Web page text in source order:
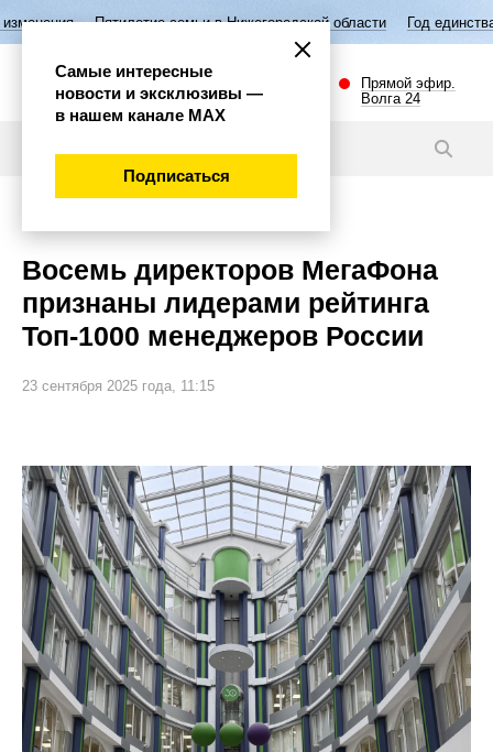
семьи в Нижегородской области Год единства народов
Прямой эфир.
Волга 24
Восемь директоров МегаФона
признаны лидерами рейтинга
Топ-1000 менеджеров России
23 сентября 2025 года, 11:15
Самые интересные
новости и эксклюзивы —
в нашем канале МАХ
Подписаться